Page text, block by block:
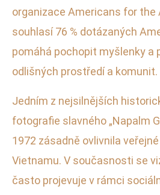
organizace Americans for the
souhlasí 76 % dotázaných
pomáhá pochopit myšlenky a
odlišných prostředí a komunit.
Jedním z nejsilnějších
fotografie slavného „Napalm
1972 zásadně ovlivnila
Vietnamu. V současnosti se
často projevuje v rámci